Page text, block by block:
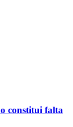
constitui falta